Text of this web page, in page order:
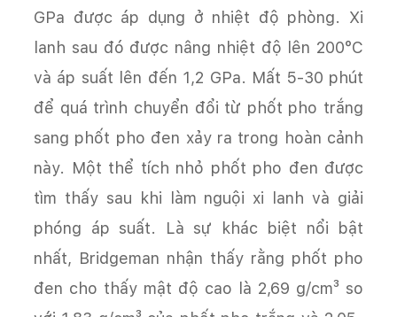
GPa được áp dụng ở nhiệt độ phòng. Xi
lanh sau đó được nâng nhiệt độ lên 200°C
và áp suất lên đến 1,2 GPa. Mất 5-30 phút
để quá trình chuyển đổi từ phốt pho trắng
sang phốt pho đen xảy ra trong hoàn cảnh
này. Một thể tích nhỏ phốt pho đen được
tìm thấy sau khi làm nguội xi lanh và giải
phóng áp suất. Là sự khác biệt nổi bật
nhất, Bridgeman nhận thấy rằng phốt pho
đen cho thấy mật độ cao là 2,69 g/cm³ so